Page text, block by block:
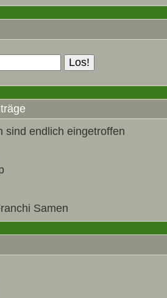
sind endlich eingetroffen
Samen